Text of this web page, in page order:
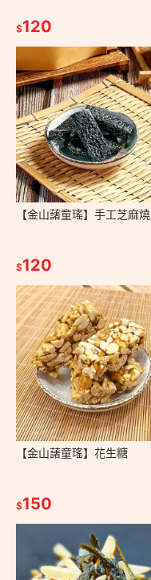
$120
【金山藷童瑤】手工芝麻燒
$120
【金山藷童瑤】花生糖
$150